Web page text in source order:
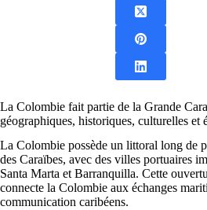
La Colombie fait partie de la Grande
géographiques, historiques, culturelles et
La Colombie possède un littoral long de
des Caraïbes, avec des villes portuaires
Santa Marta et Barranquilla. Cette
connecte la Colombie aux échanges
communication caribéens.